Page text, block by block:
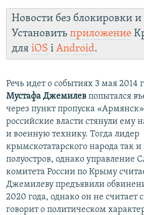
Новости без блокировки
Установить приложение
для iOS і Android.
Речь идет о событиях 3 мая 2014
Мустафа Джемилев попытался
через пункт пропуска
российские власти стянули ему
и военную технику. Тогда лидер
крымскотатарского народа так и
полуостров, однако управление
комитета России по Крыму
Джемилеву предъявили
2020 года, однако он не считает
говорит о политическом